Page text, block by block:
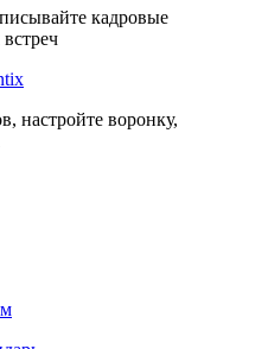
кадровые
настройте воронку,